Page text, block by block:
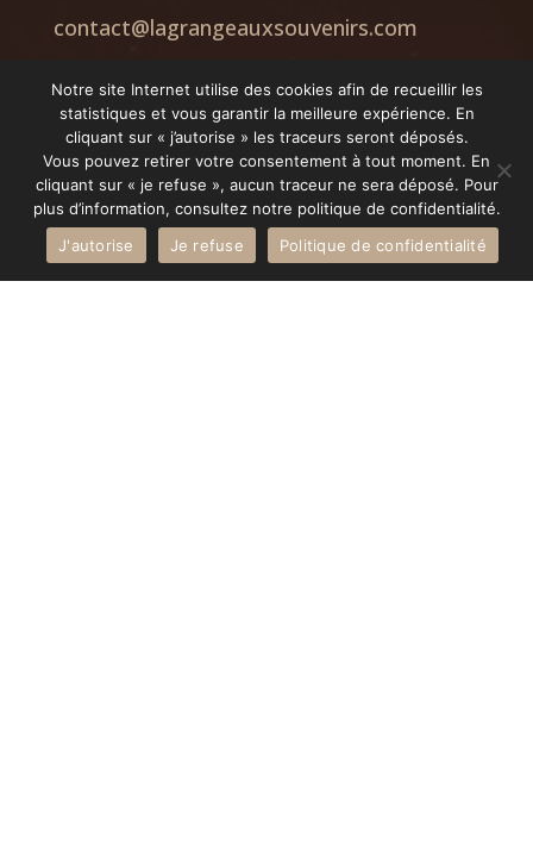
contact@lagrangeauxsouvenirs.com
ADRESSE
4 Rue René Blanchard
ZAC Les Terrasses Du Challans
72160 Connerré
Notre site Internet utilise des cookies afin de recueillir les
statistiques et vous garantir la meilleure expérience. En
cliquant sur « j’autorise » les traceurs seront déposés.
Vous pouvez retirer votre consentement à tout moment. En
cliquant sur « je refuse », aucun traceur ne sera déposé. Pour
plus d’information, consultez notre politique de confidentialité.
J'autorise
Je refuse Politique de confidentialité